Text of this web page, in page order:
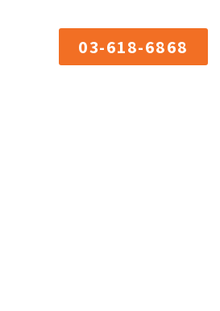
03-618-6868